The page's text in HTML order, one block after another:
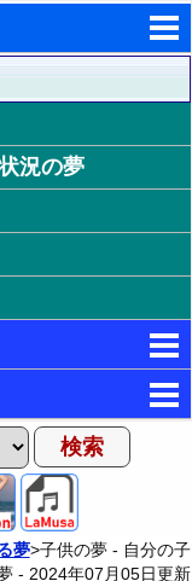
占い
運
スト
況の夢
調
不安
感
夢>子供の夢 - 自分の子
- 2024年07月05日更新